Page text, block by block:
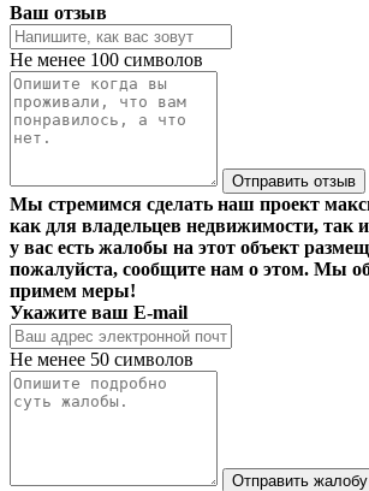
Ваш отзыв
Не менее 100 символов
Отправить отзыв
Мы стремимся сделать наш проект
как для владельцев недвижимости, так
у вас есть жалобы на этот объект
пожалуйста, сообщите нам о этом. Мы
примем меры!
Укажите ваш E-mail
Не менее 50 символов
Отправить жалобу